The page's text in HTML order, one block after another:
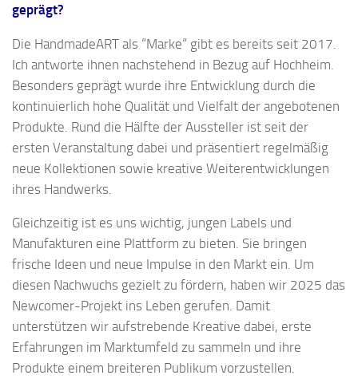
geprägt?
Die HandmadeART als “Marke“ gibt es bereits seit 2017.
Ich antworte ihnen nachstehend in Bezug auf Hochheim.
Besonders geprägt wurde ihre Entwicklung durch die
kontinuierlich hohe Qualität und Vielfalt der angebotenen
Produkte. Rund die Hälfte der Aussteller ist seit der
ersten Veranstaltung dabei und präsentiert regelmäßig
neue Kollektionen sowie kreative Weiterentwicklungen
ihres Handwerks.
Gleichzeitig ist es uns wichtig, jungen Labels und
Manufakturen eine Plattform zu bieten. Sie bringen
frische Ideen und neue Impulse in den Markt ein. Um
diesen Nachwuchs gezielt zu fördern, haben wir 2025 das
Newcomer-Projekt ins Leben gerufen. Damit
unterstützen wir aufstrebende Kreative dabei, erste
Erfahrungen im Marktumfeld zu sammeln und ihre
Produkte einem breiteren Publikum vorzustellen.